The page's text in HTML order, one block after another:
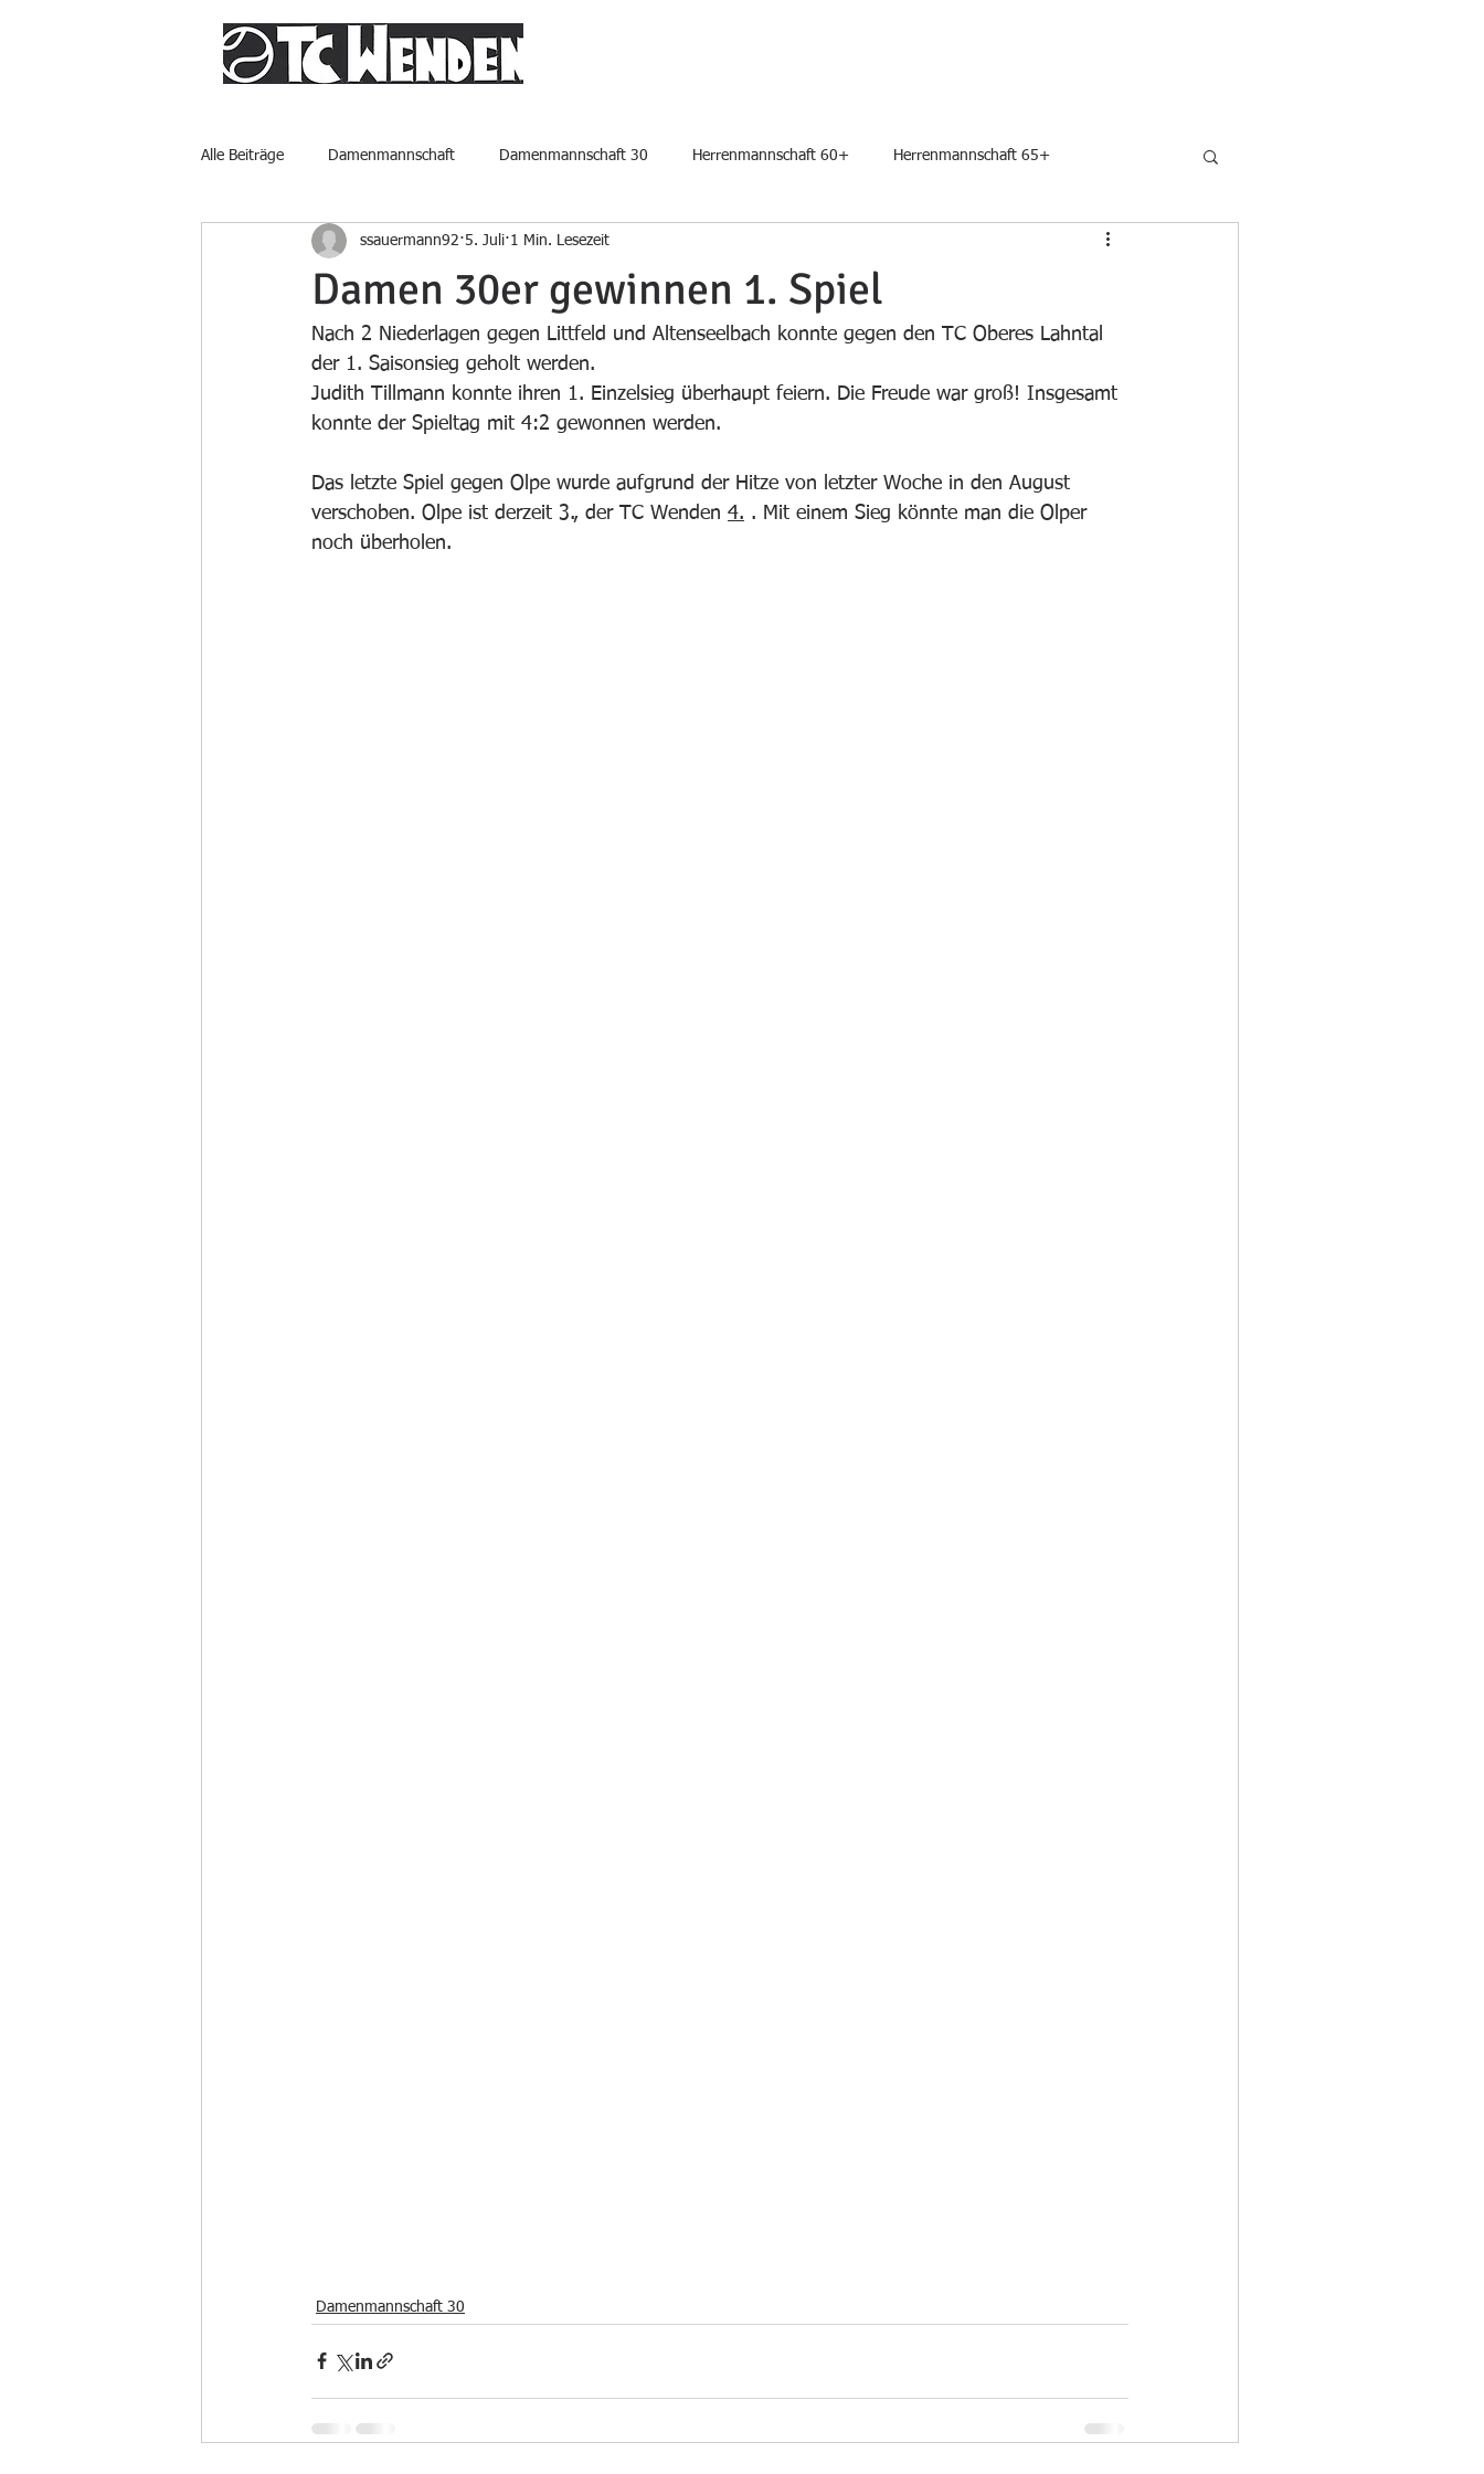
Alle Beiträge Damenmannschaft Damenmannschaft 30 Herrenmannschaft 60+ Herrenmannschaft 65+
Damen 30er gewinnen 1. Spiel
ssauermann92 5. Juli 1 Min. Lesezeit
Nach 2 Niederlagen gegen Littfeld und Altenseelbach konnte gegen den TC Oberes Lahntal
der 1. Saisonsieg geholt werden.
Judith Tillmann konnte ihren 1. Einzelsieg überhaupt feiern. Die Freude war groß! Insgesamt
konnte der Spieltag mit 4:2 gewonnen werden.
Das letzte Spiel gegen Olpe wurde aufgrund der Hitze von letzter Woche in den August
verschoben. Olpe ist derzeit 3., der TC Wenden 4. . Mit einem Sieg könnte man die Olper
noch überholen.
Damenmannschaft 30